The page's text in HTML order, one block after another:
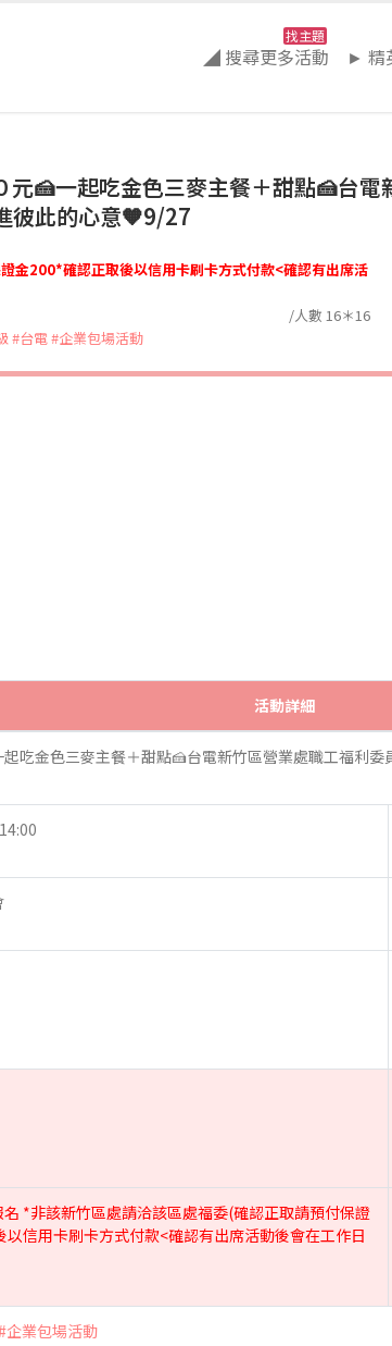
◢ 搜尋更多活動
找主題
► 精
元🍰一起吃金色三麥主餐＋甜點🍰台
彼此的心意🧡9/27
金200*確認正取後以信用卡刷卡方式付款<確認有出席活
/人數 16＊16
#台電#企業包場活動
活動詳細
吃金色三麥主餐＋甜點🍰台電新竹區營業處職工福利
*非該新竹區處請洽該區處福委(確認正取請預付保證
信用卡刷卡方式付款<確認有出席活動後會在工作日
企業包場活動